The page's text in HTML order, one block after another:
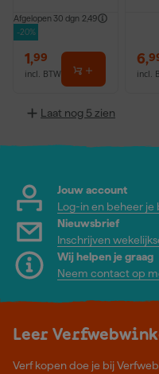
Afgelopen 30 dgn 2,49
-20%
1,99
incl. BTW
6,
incl.
Laat nog 5 zien
Jouw account
Log-in en beheer je
Nieuwsbrief
Inschrijven
Wij helpen je graag
Neem contact op
Leer
Verf kopen doe je bij